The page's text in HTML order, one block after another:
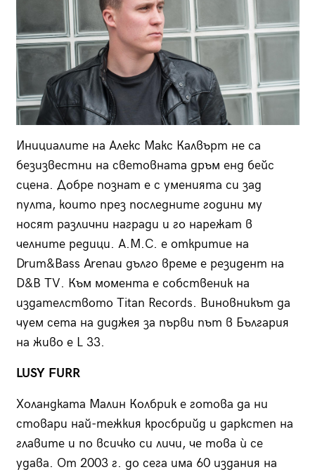
Инициалите на Алекс Макс Калвърт не са
безизвестни на световната дръм енд бейс
сцена. Добре познат е с уменията си зад
пулта, които през последните години му
носят различни награди и го нарежат в
челните редици. A.M.C. е откритие на
Drum&Bass Arenaи дълго време е резидент на
D&B TV. Към момента е собственик на
издателството Titan Records. Виновникът да
чуем сета на диджея за първи път в България
на живо е L 33.
LUSY FURR
Холандката Малин Колбрик е готова да ни
стовари най-тежкия кросбрийд и даркстеп на
главите и по всичко си личи, че това ѝ се
удава. От 2003 г. до сега има 60 издания на